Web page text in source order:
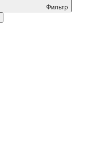
Фильтр